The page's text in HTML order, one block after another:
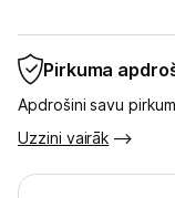
Vēlmju
Pirkuma
Apdrošini savu
Uzzini vairāk